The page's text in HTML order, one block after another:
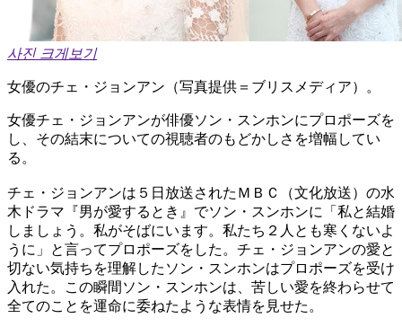
사진 크게보기
女優のチェ・ジョンアン（写真提供＝ブリスメディア）。
女優チェ・ジョンアンが俳優ソン・スンホンにプロポーズを
し、その結末についての視聴者のもどかしさを増幅してい
る。
チェ・ジョンアンは５日放送されたＭＢＣ（文化放送）の水
木ドラマ『男が愛するとき』でソン・スンホンに「私と結婚
しましょう。私がそばにいます。私たち２人とも寒くないよ
うに」と言ってプロポーズをした。チェ・ジョンアンの愛と
切ない気持ちを理解したソン・スンホンはプロポーズを受け
入れた。この瞬間ソン・スンホンは、苦しい愛を終わらせて
全てのことを運命に委ねたような表情を見せた。